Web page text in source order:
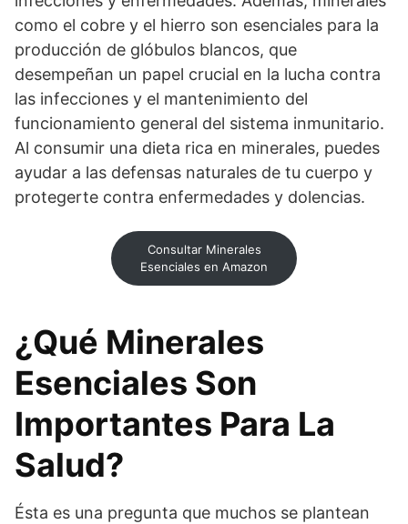
como el cobre y el hierro son esenciales para la
producción de glóbulos blancos, que
desempeñan un papel crucial en la lucha contra
las infecciones y el mantenimiento del
funcionamiento general del sistema inmunitario.
Al consumir una dieta rica en minerales, puedes
ayudar a las defensas naturales de tu cuerpo y
protegerte contra enfermedades y dolencias.
Consultar Minerales
Esenciales en Amazon
¿Qué Minerales
Esenciales Son
Importantes Para La
Salud?
Ésta es una pregunta que muchos se plantean